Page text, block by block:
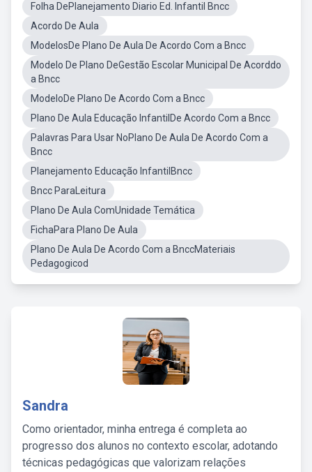
Folha DePlanejamento Diario Ed. Infantil Bncc
Acordo De Aula
ModelosDe Plano De Aula De Acordo Com a Bncc
Modelo De Plano DeGestão Escolar Municipal De Acorddo
a Bncc
ModeloDe Plano De Acordo Com a Bncc
Plano De Aula Educação InfantilDe Acordo Com a Bncc
Palavras Para Usar NoPlano De Aula De Acordo Com a
Bncc
Planejamento Educação InfantilBncc
Bncc ParaLeitura
Plano De Aula ComUnidade Temática
FichaPara Plano De Aula
Plano De Aula De Acordo Com a BnccMateriais
Pedagogicod
Sandra
Como orientador, minha entrega é completa ao
progresso dos alunos no contexto escolar, adotando
técnicas pedagógicas que valorizam relações